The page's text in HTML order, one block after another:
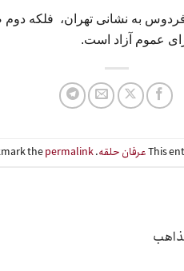
۱۷ در فرهنگسرای فردوس به نشانی تهران،
عموم آزاد است.
Thisعرفان حلقه. Bookmark the
permalink